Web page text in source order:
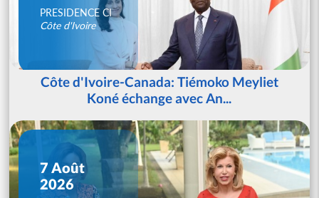
PRESIDENCE CI
Côte d'Ivoire
Côte d'Ivoire-Canada: Tiémoko Meyliet
Koné échange avec An...
7 Août
2026